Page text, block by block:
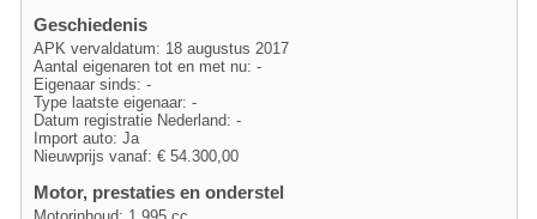
Geschiedenis
APK vervaldatum: 18 augustus 2017
Aantal eigenaren tot en met nu: -
Eigenaar sinds: -
Type laatste eigenaar: -
Datum registratie Nederland: -
Import auto: Ja
Nieuwprijs vanaf: € 54.300,00
Motor, prestaties en onderstel